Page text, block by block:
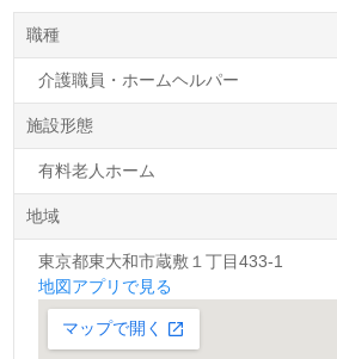
職種
介護職員・ホームヘルパー
施設形態
有料老人ホーム
地域
東京都東大和市蔵敷１丁目433‐1
地図アプリで見る